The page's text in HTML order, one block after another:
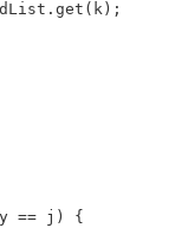
. get ( k ) ;
== j ) {